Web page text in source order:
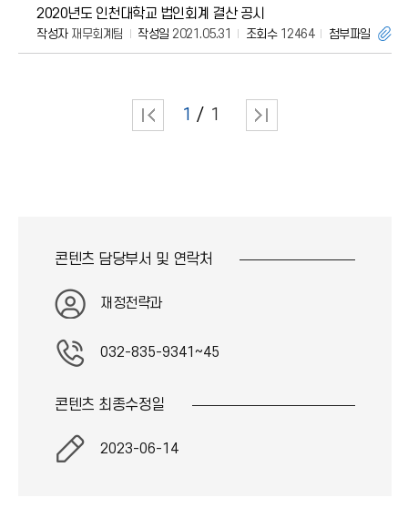
2020년도 인천대학교 법인회계 결산 공시
작성자재무회계팀 작성일 2021.05.31 조회수12464 첨부파일
1 1
콘텐츠 담당부서 및 연락처
재정전략과
032-835-9341~45
콘텐츠 최종수정일
2023-06-14